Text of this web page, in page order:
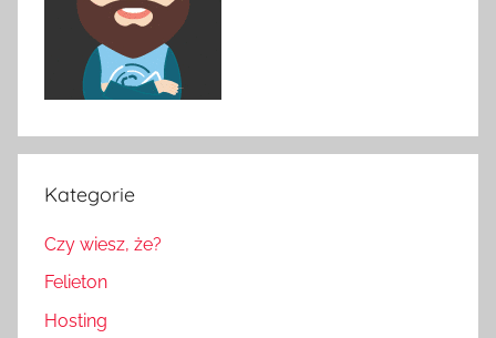
Kategorie
Czy wiesz, że?
Felieton
Hosting